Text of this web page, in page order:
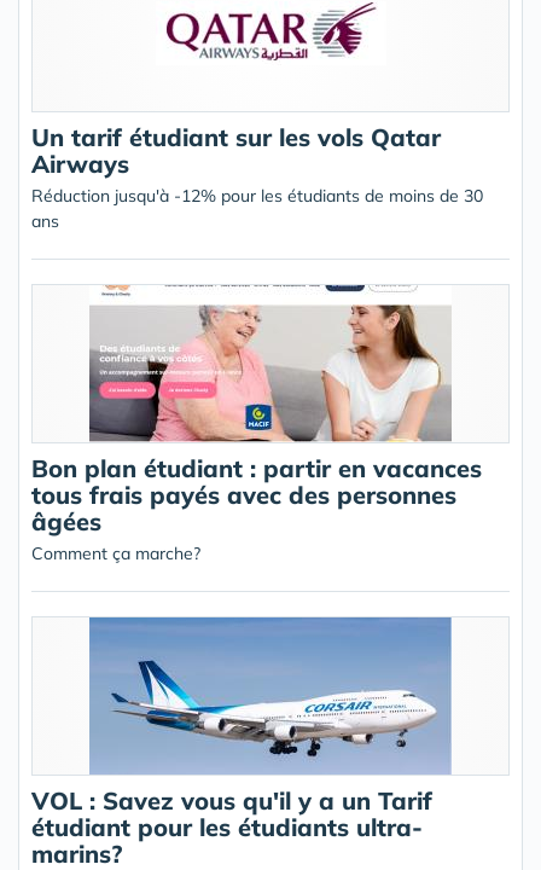
Un tarif étudiant sur les vols Qatar
Airways
Réduction jusqu'à -12% pour les étudiants de moins de 30
ans
Bon plan étudiant : partir en vacances
tous frais payés avec des personnes
âgées
Comment ça marche?
VOL : Savez vous qu'il y a un Tarif
étudiant pour les étudiants ultra-
marins?